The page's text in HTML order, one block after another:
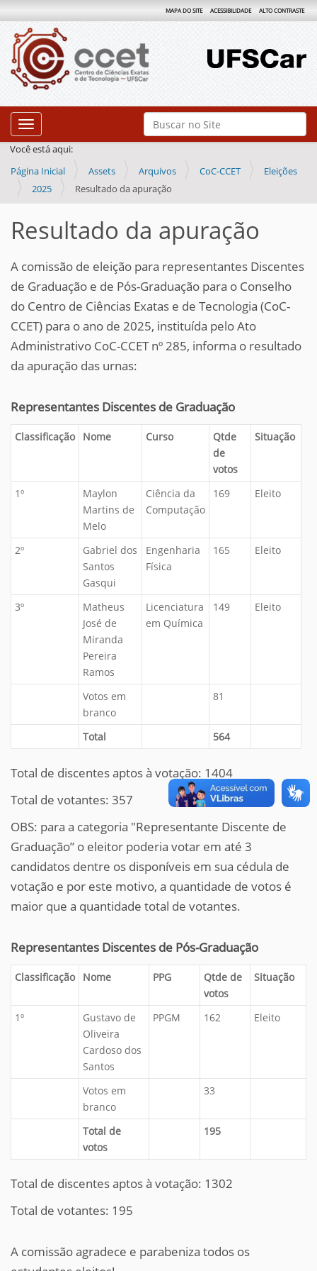
Busca
Busca Avançada…
MAPA DO SITE ACESSIBILIDADE ALTO CONTRASTE
Toggle navigation
Você está aqui:
Página Inicial
Assets Arquivos CoC-CCET
Eleições
2025
Resultado da apuração
Resultado da apuração
A comissão de eleição para representantes Discentes
de Graduação e de Pós-Graduação para o Conselho
do Centro de Ciências Exatas e de Tecnologia (CoC-
CCET) para o ano de 2025, instituída pelo Ato
Administrativo CoC-CCET nº 285, informa o resultado
da apuração das urnas:
Representantes Discentes de Graduação
Classificação Nome Curso
Qtde
de
votos
Situação
1º
Maylon
Martins de
Melo
Ciência da
Computação
169 Eleito
2º
Gabriel dos
Santos
Gasqui
Engenharia
Física
165 Eleito
3º
Matheus
José de
Miranda
Pereira
Ramos
Licenciatura
em Química
149 Eleito
Votos em
branco
81
Total 564
Total de discentes aptos à votação: 1404
Total de votantes: 357
OBS: para a categoria "Representante Discente de
Graduação” o eleitor poderia votar em até 3
candidatos dentre os disponíveis em sua cédula de
votação e por este motivo, a quantidade de votos é
maior que a quantidade total de votantes.
Representantes Discentes de Pós-Graduação
Classificação Nome PPG
Qtde de
votos
Situação
1º
Gustavo de
Oliveira
Cardoso dos
Santos
PPGM 162 Eleito
Votos em
branco
33
Total de
votos
195
Total de discentes aptos à votação: 1302
Total de votantes: 195
A comissão agradece e parabeniza todos os